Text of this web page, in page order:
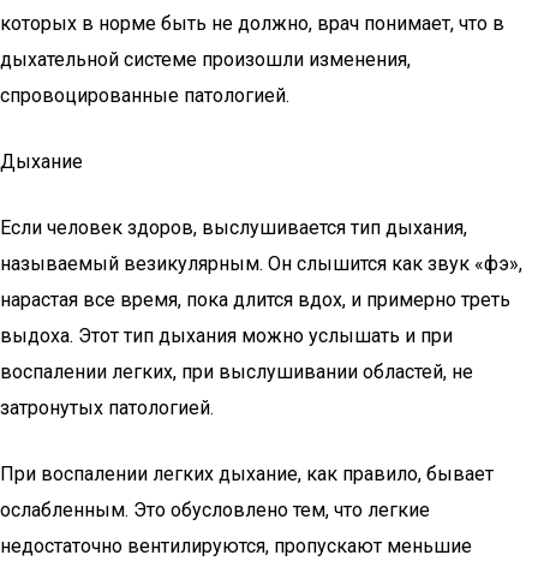
которых в норме быть не должно, врач понимает, что в
дыхательной системе произошли изменения,
спровоцированные патологией.
Дыхание
Если человек здоров, выслушивается тип дыхания,
называемый везикулярным. Он слышится как звук «фэ»,
нарастая все время, пока длится вдох, и примерно треть
выдоха. Этот тип дыхания можно услышать и при
воспалении легких, при выслушивании областей, не
затронутых патологией.
При воспалении легких дыхание, как правило, бывает
ослабленным. Это обусловлено тем, что легкие
недостаточно вентилируются, пропускают меньшие